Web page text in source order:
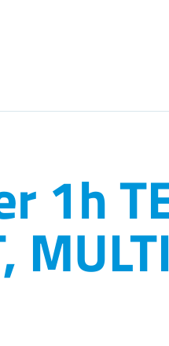
1h